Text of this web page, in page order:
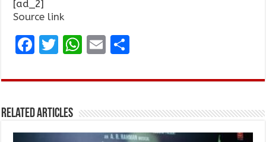
[ad_2]
Source link
F
ce
o
T
it
r
W
at
A
E
ai ar
Related Articles